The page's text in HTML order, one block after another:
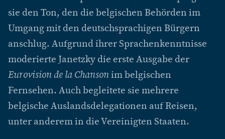
sie den Ton, den die belgischen Behörden im
Umgang mit den deutschsprachigen Bürgern
anschlug. Aufgrund ihrer Sprachenkenntnisse
moderierte Janetzky die erste Ausgabe der
Eurovision de la Chanson im belgischen
Fernsehen. Auch begleitete sie mehrere
belgische Auslandsdelegationen auf Reisen,
unter anderem in die Vereinigten Staaten.